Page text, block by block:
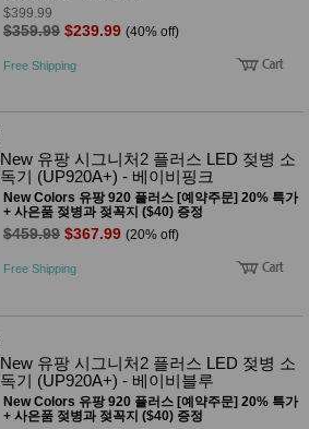
$399.99
$359.99 $239.99 (40% off)
Free Shipping
New 유팡 시그니처2 플러스 LED 젖병 소
독기 (UP920A+) - 베이비핑크
New Colors 유팡 920 플러스 [예약주문] 20% 특가
+ 사은품 젖병과 젖꼭지 ($40) 증정
$459.99 $367.99 (20% off)
Free Shipping
New 유팡 시그니처2 플러스 LED 젖병 소
독기 (UP920A+) - 베이비블루
New Colors 유팡 920 플러스 [예약주문] 20% 특가
+ 사은품 젖병과 젖꼭지 ($40) 증정